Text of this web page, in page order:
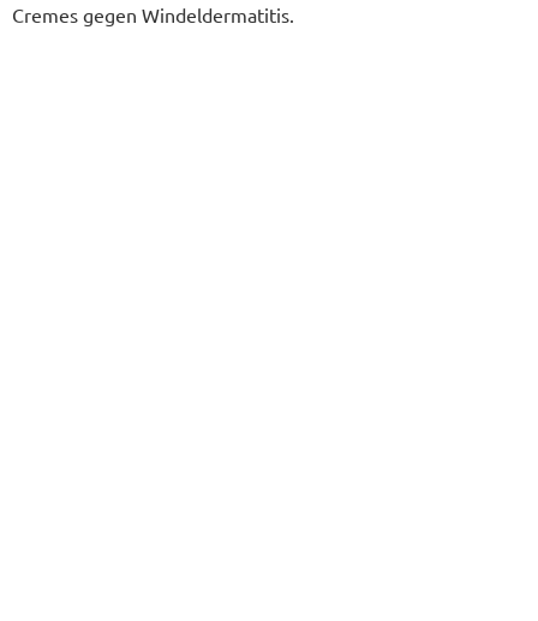
Cremes gegen Windeldermatitis.